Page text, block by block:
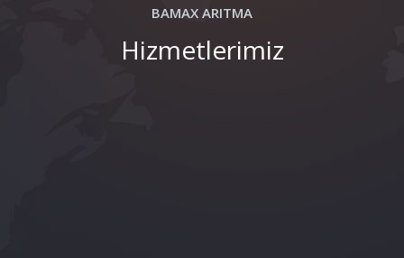
BAMAX ARITMA
Hizmetlerimiz